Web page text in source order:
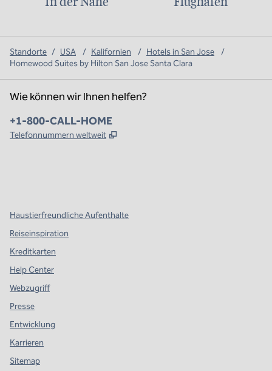
Standorte / USA / Kalifornien / Hotels in San Jose
/
Homewood Suites by Hilton San Jose Santa Clara
Wie können wir Ihnen helfen?
Telefon:
+1-800-CALL-HOME
Telefonnummern weltweit ,
Haustierfreundliche Aufenthalte
Reiseinspiration
Kreditkarten
Help Center
Webzugriff
Presse
Entwicklung
Karrieren
Sitemap